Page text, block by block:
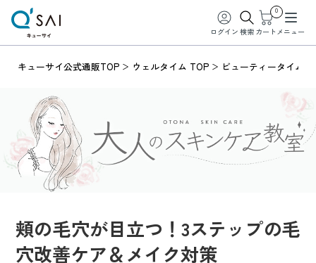
ログイン 検索
0
カート メニュー
キューサイ公式通販TOP ウェルタイム TOP ビューティータイム
頬の毛穴が目立つ！3ステップの毛
穴改善ケア＆メイク対策